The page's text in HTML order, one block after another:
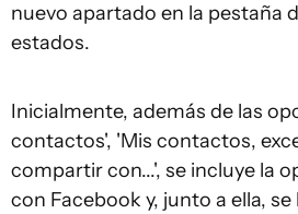
nuevo apartado en la pestaña
estados.
Inicialmente, además de las
contactos', 'Mis contactos,
compartir con...', se incluye la
con Facebook y, junto a ella,